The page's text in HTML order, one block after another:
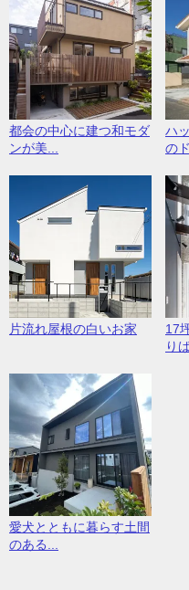
都会の中心に建つ和モダ
ンが美...
ハ
の
片流れ屋根の白いお家
17
りば
愛犬とともに暮らす土間
のある...